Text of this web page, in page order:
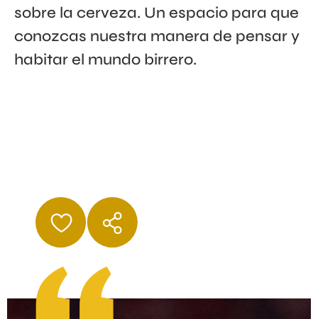
sobre la cerveza. Un espacio para que
conozcas nuestra manera de pensar y
habitar el mundo birrero.